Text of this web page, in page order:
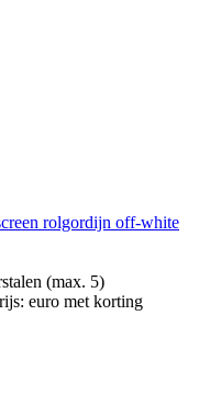
rolgordijn off-white
(max. 5)
euro met korting